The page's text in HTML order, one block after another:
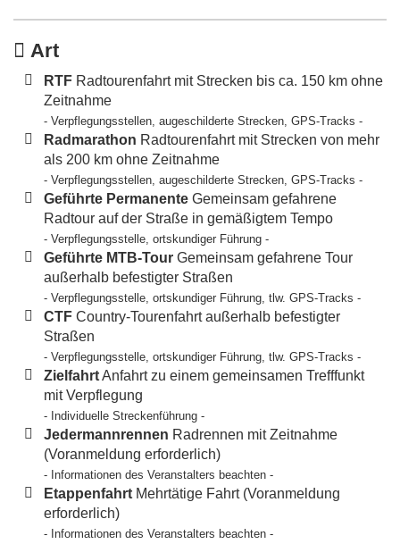
Art
RTF Radtourenfahrt mit Strecken bis ca. 150 km ohne
Zeitnahme
- Verpflegungsstellen, augeschilderte Strecken, GPS-Tracks -
Radmarathon Radtourenfahrt mit Strecken von mehr
als 200 km ohne Zeitnahme
- Verpflegungsstellen, augeschilderte Strecken, GPS-Tracks -
Geführte Permanente Gemeinsam gefahrene
Radtour auf der Straße in gemäßigtem Tempo
- Verpflegungsstelle, ortskundiger Führung -
Geführte MTB-Tour Gemeinsam gefahrene Tour
außerhalb befestigter Straßen
- Verpflegungsstelle, ortskundiger Führung, tlw. GPS-Tracks -
CTF Country-Tourenfahrt außerhalb befestigter
Straßen
- Verpflegungsstelle, ortskundiger Führung, tlw. GPS-Tracks -
ZielfahrtAnfahrt zu einem gemeinsamen Trefffunkt
mit Verpflegung
- Individuelle Streckenführung -
Jedermannrennen Radrennen mit Zeitnahme
(Voranmeldung erforderlich)
- Informationen des Veranstalters beachten -
Etappenfahrt Mehrtätige Fahrt (Voranmeldung
erforderlich)
- Informationen des Veranstalters beachten -